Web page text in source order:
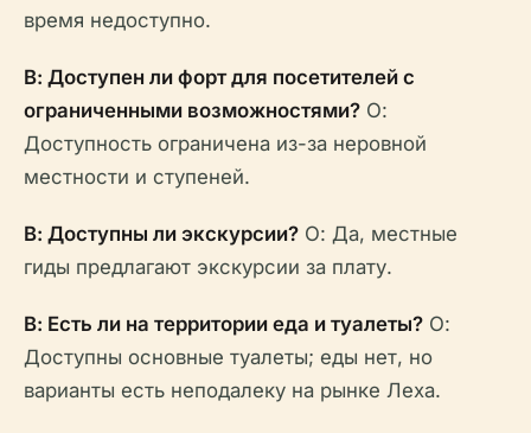
время недоступно.
В: Доступен ли форт для посетителей с
ограниченными возможностями? О:
Доступность ограничена из-за неровной
местности и ступеней.
В: Доступны ли экскурсии? О: Да, местные
гиды предлагают экскурсии за плату.
В: Есть ли на территории еда и туалеты? О:
Доступны основные туалеты; еды нет, но
варианты есть неподалеку на рынке Леха.